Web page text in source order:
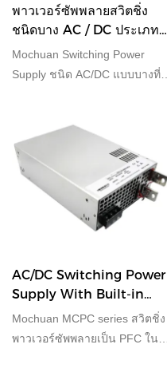
พาวเวอร์ซัพพลายสวิตชิ่ง
ชนิดบาง AC / DC ประเภท
ประหยัด พาวเวอร์ซัพพลาย
SMPS
Mochuan Switching Power
Supply ชนิด AC/DC แบบบางที่มี
เปรียบเทียบกับผลิตภัณฑ์ที่
คล้ายคลึงกันในตลาด มีข้อได้
เปรียบที่โดดเด่นอย่างหาที่เปรียบ
มิได้ในด้านประสิทธิภาพ คุณภาพ
รูปลักษณ์ ฯลฯ และมีชื่อเสียงใน
ด้านประสิทธิภาพ ตลาด
ผลิตภัณฑ์ที่ผ่านมาและปรับปรุง
อย่างต่อเนื่อง ข้อมูลจำเพาะของ
Mochuan Switching Power
Supply ชนิดบาง AC/DC ที่มีกำลัง
AC/DC Switching Power
Supply With Built-in
Active PFC Function
Mochuan MCPC series สวิตชิ่ง
พาวเวอร์ซัพพลายเป็น PFC ในตัว